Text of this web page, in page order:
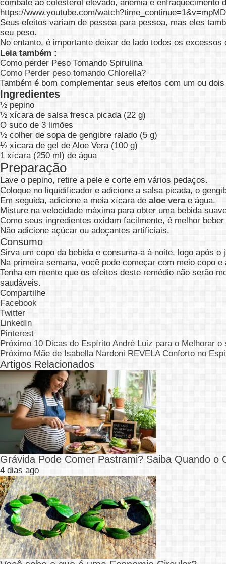
combate ao colesterol elevado, anemia e enfraquecimento
https://www.youtube.com/
Seus efeitos variam de pessoa para pessoa, mas eles
seu peso.
No entanto, é importante deixar de lado todos os
Leia também :
Como perder Peso Tomando Spirulina
Como Perder peso tomando Chlorella?
Também é bom complementar seus efeitos com um ou
Ingredientes
½ pepino
½ xícara de salsa fresca picada (22 g)
O suco de 3 limões
½ colher de sopa de gengibre ralado (5 g)
½ xícara de gel de Aloe Vera (100 g)
1 xícara (250 ml) de água
Preparação
Lave o pepino, retire a pele e corte em vários pedaços.
Coloque no liquidificador e adicione a salsa picada, o
Em seguida, adicione a meia xícara de aloe verae água.
Misture na velocidade máxima para obter uma bebida
Como seus ingredientes oxidam facilmente, é melhor
Não adicione açúcar ou adoçantes artificiais.
Consumo
Sirva um copo da bebida e consuma-a à noite, logo após
Na primeira semana, você pode começar com meio copo
Tenha em mente que os efeitos deste remédio não serão
saudáveis.
Compartilhe
Facebook
Twitter
LinkedIn
Pinterest
Próximo 10 Dicas do Espírito André Luiz para o Melhorar o
Próximo Mãe de Isabella Nardoni REVELA Conforto no
Artigos Relacionados
Grávida Pode Comer Pastrami? Saiba Quando o
4 dias ago